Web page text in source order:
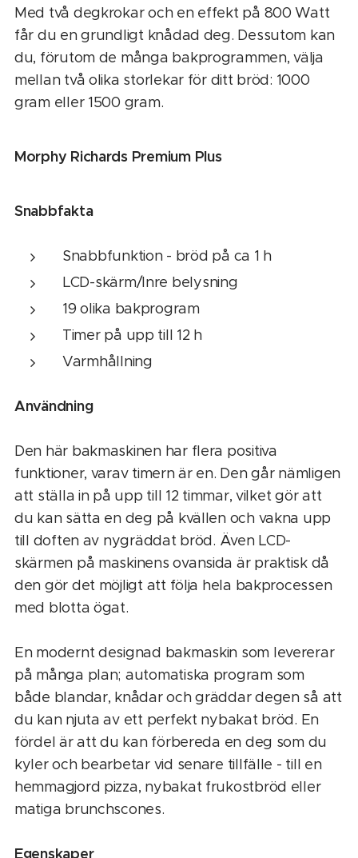
Med två degkrokar och en effekt på 800 Watt
får du en grundligt knådad deg. Dessutom kan
du, förutom de många bakprogrammen, välja
mellan två olika storlekar för ditt bröd: 1000
gram eller 1500 gram.
Morphy Richards Premium Plus
Snabbfakta
Snabbfunktion - bröd på ca 1 h
LCD-skärm/Inre belysning
19 olika bakprogram
Timer på upp till 12 h
Varmhållning
Användning
Den här bakmaskinen har flera positiva
funktioner, varav timern är en. Den går nämligen
att ställa in på upp till 12 timmar, vilket gör att
du kan sätta en deg på kvällen och vakna upp
till doften av nygräddat bröd. Även LCD-
skärmen på maskinens ovansida är praktisk då
den gör det möjligt att följa hela bakprocessen
med blotta ögat.
En modernt designad bakmaskin som levererar
på många plan; automatiska program som
både blandar, knådar och gräddar degen så att
du kan njuta av ett perfekt nybakat bröd. En
fördel är att du kan förbereda en deg som du
kyler och bearbetar vid senare tillfälle - till en
hemmagjord pizza, nybakat frukostbröd eller
matiga brunchscones.
Egenskaper